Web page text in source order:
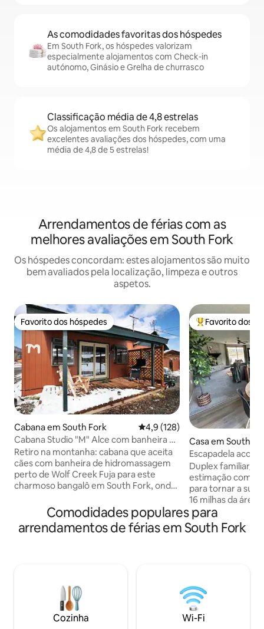
As comodidades favoritas dos hóspedes
Em South Fork, os hóspedes valorizam
especialmente alojamentos com Check-in
autónomo, Ginásio e Grelha de churrasco
Classificação média de 4,8 estrelas
Os alojamentos em South Fork recebem
excelentes avaliações dos hóspedes, com uma
média de 4,8 de 5 estrelas!
Arrendamentos de férias com as
melhores avaliações em South Fork
Os hóspedes concordam: estes alojamentos são muito
bem avaliados pela localização, limpeza e outros
aspetos.
Favorito dos hóspedes
Favorito dos hóspedes
Cabana em South Fork Classificação média de 4,9 em
4,9 (128)
Cabana Studio "M" Alce com banheira de
hidromassagem privada
Retiro na montanha: cabana que aceita
cães com banheira de hidromassagem
perto de Wolf Creek Fuja para este
charmoso bangalô em South Fork, onde
comodidades modernas. A apenas 27
km das encostas de Wolf Creek, com
uma banheira de hidromassagem
privada Lareira aconchegante
Configuração básica da cozinha
Grelhador a gás Wi-Fi gratuito TV de tela
plana Adequado para cães (taxa de
Favoritos dos
Favorito dos
Casa em South
Escapadela
Duplex familiar/
estimação com
para tornar a sua
16 milhas da área
Creek. O nosso
ponto de partida
pesca, rafting e
lareira com vistas
aventuras. A
visitada por
selvagens. A uma
Comodidades populares para
arrendamentos de férias em South Fork
Cozinha Wi-Fi